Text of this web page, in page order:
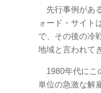
先行事例があ
ォード・サイト
で、その後の冷
地域と言われて
1980年代にこ
単位の急激な解